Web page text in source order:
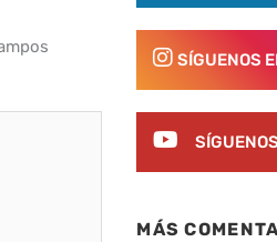
SÍGUENOS
MÁS